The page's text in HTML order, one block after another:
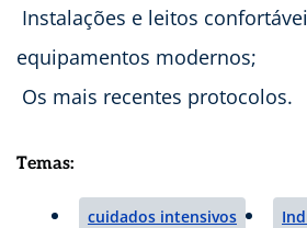
 Instalações e leitos
equipamentos modernos;
 Os mais recentes protocolos.
Temas:
cuidados intensivos